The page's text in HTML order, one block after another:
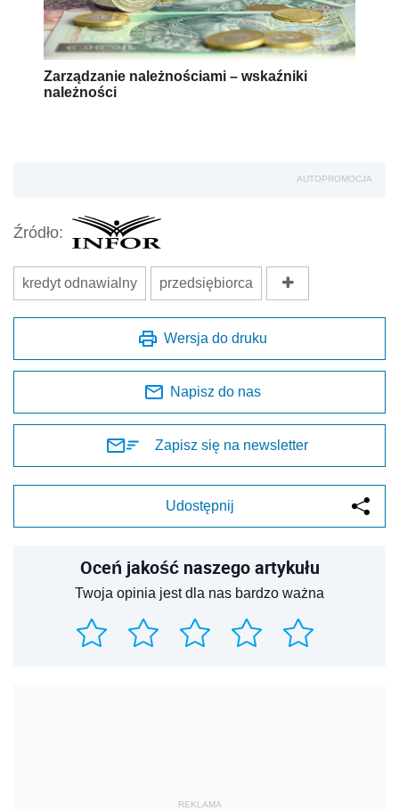
Zarządzanie należnościami – wskaźniki
należności
AUTOPROMOCJA
Źródło:
kredyt odnawialny przedsiębiorca
Wersja do druku
Napisz do nas
Zapisz się na newsletter
Udostępnij
Oceń jakość naszego artykułu
Twoja opinia jest dla nas bardzo ważna
REKLAMA